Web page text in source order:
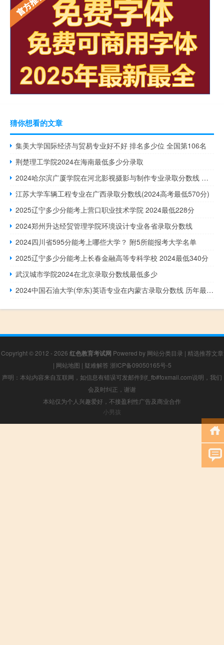
猜你想看的文章
集美大学国际经济与贸易专业好不好 排名多少位 全国第106名
荆楚理工学院2024在海南最低多少分录取
2024哈尔滨广厦学院在河北影视摄影与制作专业录取分数线 最低450.25分
江苏大学车辆工程专业在广西录取分数线(2024高考最低570分)
2025辽宁多少分能考上营口职业技术学院 2024最低228分
2024郑州升达经贸管理学院环境设计专业各省录取分数线
2024四川省595分能考上哪些大学？ 附5所能报考大学名单
2025辽宁多少分能考上长春金融高等专科学校 2024最低340分
武汉城市学院2024在北京录取分数线最低多少
2024中国石油大学(华东)英语专业在内蒙古录取分数线 历年最低分628 附英语2022-2024历年分数
Copyright © 2012 - 2026 红色教育考试网 Powered by 网站分类目录 | 精选推荐文章
| 网站地图 | 疑难解答 浙ICP备09050165号-5
声明：本站内容来自互联网，如信息有错误可发邮件到f_fb#foxmail.com说明，我们
会及时纠正，谢谢
本站仅为个人兴趣爱好，不接盈利性广告及商业合作
小男孩